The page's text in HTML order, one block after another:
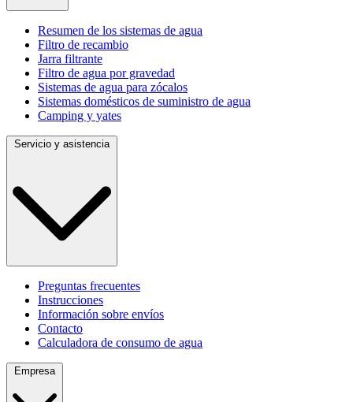
Resumen de los sistemas de agua
Filtro de recambio
Jarra filtrante
Filtro de agua por gravedad
Sistemas de agua para zócalos
Sistemas domésticos de suministro de agua
Camping y yates
Servicio y asistencia
Preguntas frecuentes
Instrucciones
Información sobre envíos
Contacto
Calculadora de consumo de agua
Empresa